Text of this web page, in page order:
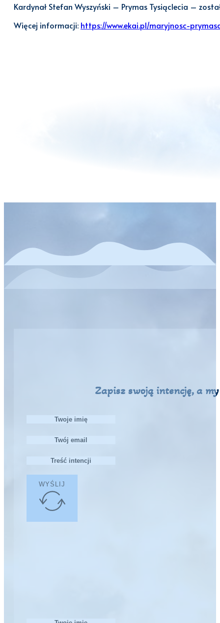
Kardynał Stefan Wyszyński – Prymas Tysiąclecia –
Więcej informacji: https://www.ekai.pl/maryjnosc-
Zapisz swoją intencję, a
WYŚLIJ